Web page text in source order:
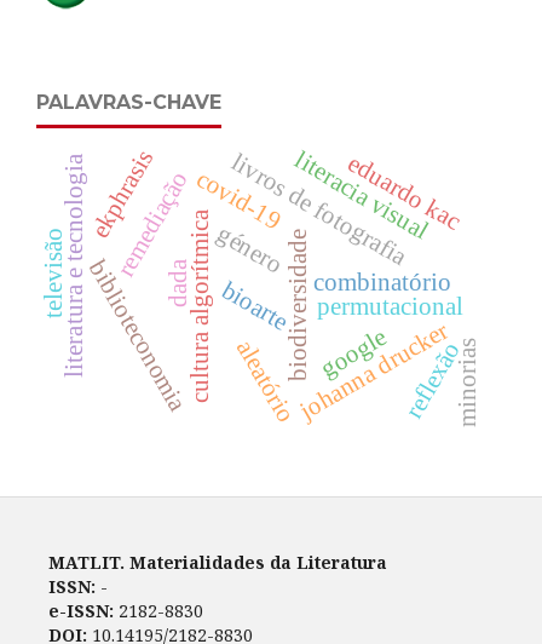
PALAVRAS-CHAVE
biodiversidade
bioarte combinatório
remediação
google
cultura algorítmicalivros de fotografia
literacia visual
biblioteconomia johanna drucker
eduardo kac
aleatório
literatura e tecnologia
reflexão
género
permutacional
dada
covid-19
ekphrasis
minorias
televisão
MATLIT. Materialidades da Literatura
ISSN: -
e-ISSN: 2182-8830
DOI: 10.14195/2182-8830